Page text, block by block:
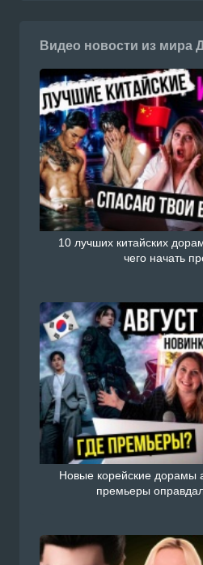
Видео новости из мира
10 лучших китайских
чего начать
Новые корейские дорамы
премьеры